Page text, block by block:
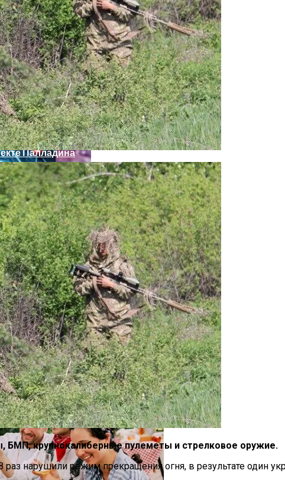
Цзиньпина: Мир Не Обмануть
Положение И Эвакуация
На Запуск Моделей ИИ
Палладина
БМП, крупнокалиберные пулеметы и стрелковое оружие.
нарушили режим прекращения огня, в результате один